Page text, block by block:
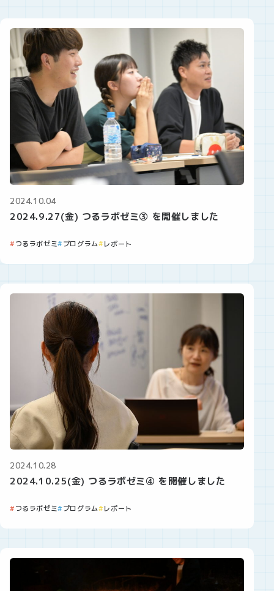
2024.10.04
2024.9.27(金) つるラボゼミ③ を開催しました
つるラボゼミ プログラム レポート
2024.10.28
2024.10.25(金) つるラボゼミ④ を開催しました
つるラボゼミ プログラム レポート